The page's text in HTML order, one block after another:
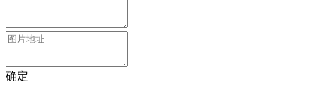
确定